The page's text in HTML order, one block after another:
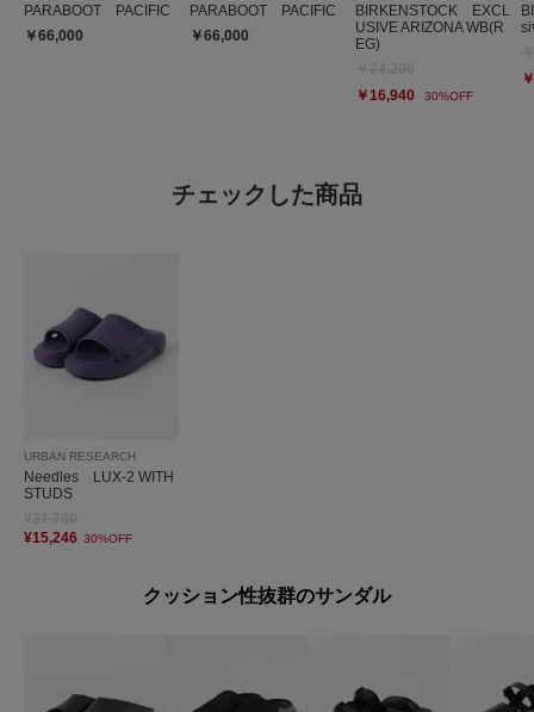
PARABOOT PACIFIC
￥66,000
PARABOOT PACIFIC
￥66,000
BIRKENSTOCK EXCL
USIVE ARIZONA WB(R
EG)
￥16,940
30%OFF
チェックした商品
URBAN RESEARCH
Needles LUX-2 WITH
STUDS
¥15,246 30%OFF
クッション性抜群のサンダル